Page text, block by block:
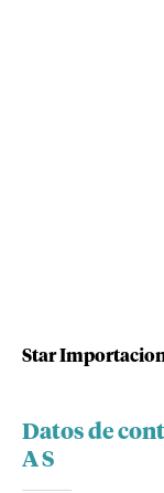
Star
Datos de
A S